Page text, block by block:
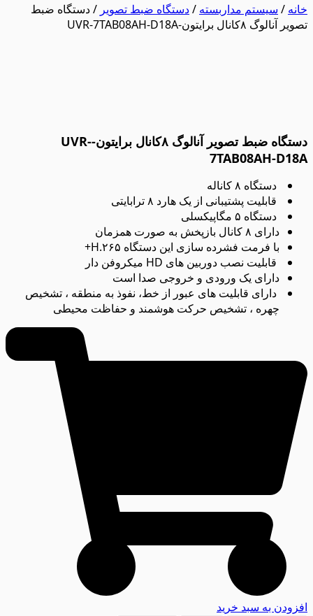
خانه / سیستم مداربسته /دستگاه ضبط تصویر / دستگاه ضبط
تصویر آنالوگ ۸کانال برایتون-UVR-7TAB08AH-D18A
دستگاه ضبط تصویر آنالوگ ۸کانال برایتون-UVR-
7TAB08AH-D18A
دستگاه ۸ کاناله
قابلیت پشتیبانی از یک هارد ۸ ترابایتی
دستگاه ۵ مگاپیکسلی
دارای ۸ کانال بازپخش به صورت همزمان
با فرمت فشرده سازی این دستگاه H.۲۶۵+
قابلیت نصب دوربین های HD میکروفن دار
دارای یک ورودی و خروجی صدا است
دارای قابلیت های عبور از خط، نفوذ به منطقه ، تشخیص
چهره ، تشخیص حرکت هوشمند و حفاظت محیطی
افزودن به سبد خرید